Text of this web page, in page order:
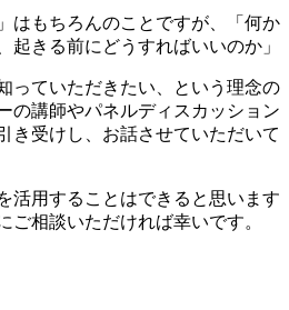
はもちろんのことですが、「何か
起きる前にどうすればいいのか」
っていただきたい、という理念の
の講師やパネルディスカッション
き受けし、お話させていただいて
活用することはできると思います
ご相談いただければ幸いです。